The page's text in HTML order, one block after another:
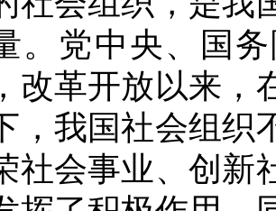
。党中央、国
改革开放以来，
，我国社会组织
社会事业、创新